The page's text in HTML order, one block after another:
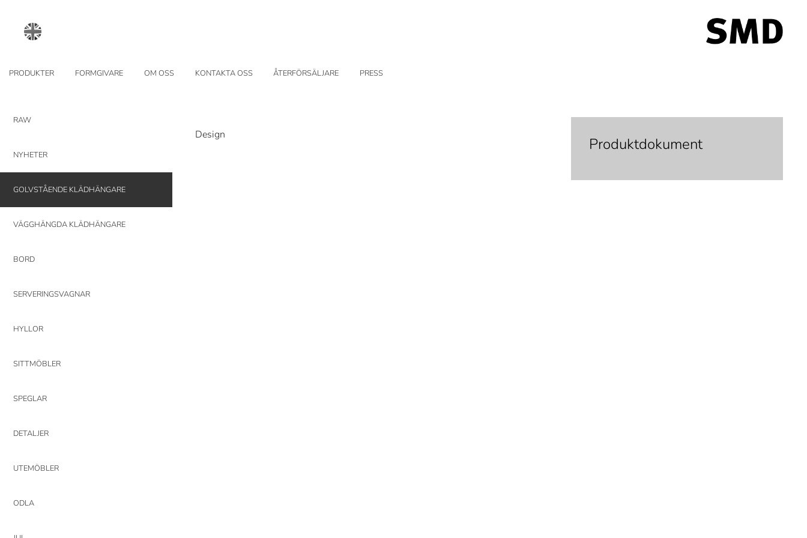
PRODUKTER FORMGIVARE OM OSS KONTAKTA OSS ÅTERFÖRSÄLJARE PRESS
Design
Produktdokument
RAW
NYHETER
GOLVSTÅENDE KLÄDHÄNGARE
VÄGGHÄNGDA KLÄDHÄNGARE
BORD
SERVERINGSVAGNAR
HYLLOR
SITTMÖBLER
SPEGLAR
DETALJER
UTEMÖBLER
ODLA